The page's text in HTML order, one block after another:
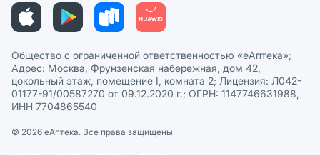
Политика в отношении обработки персональных данных
Общество с ограниченной ответственностью «еАптека»;
Адрес: Москва, Фрунзенская набережная, дом 42,
цокольный этаж, помещение I, комната 2; Лицензия: Л042-
01177-91/00587270 от 09.12.2020 г.; ОГРН: 1147746631988,
ИНН 7704865540
© 2026 eАптека. Все права защищены